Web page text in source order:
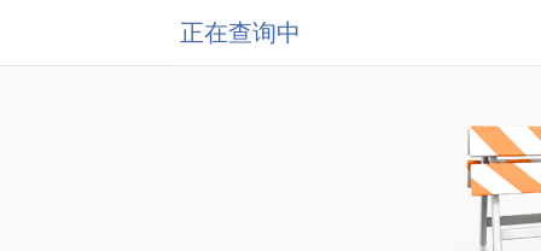
正在查询中